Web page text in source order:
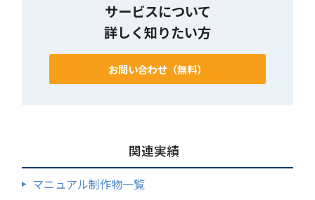
サービスについて
詳しく知りたい方
お問い合わせ（無料）
関連実績
マニュアル制作物一覧